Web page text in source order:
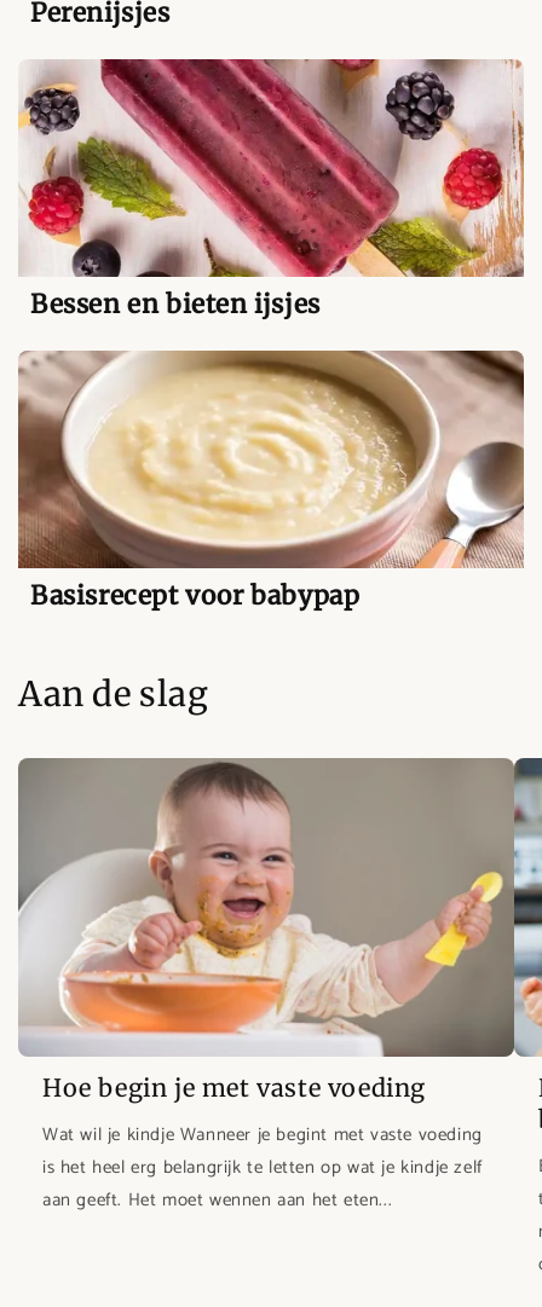
Perenijsjes
Bessen en bieten ijsjes
Basisrecept voor babypap
Aan de slag
Hoe begin je met vaste voeding
Wat wil je kindje Wanneer je begint met vaste voeding
is het heel erg belangrijk te letten op wat je kindje zelf
aan geeft. Het moet wennen aan het eten...